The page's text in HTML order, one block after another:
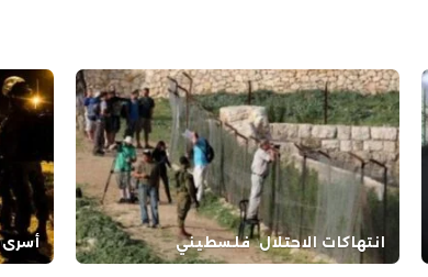
انتهاكات الاحتلال فلسطيني أسرى